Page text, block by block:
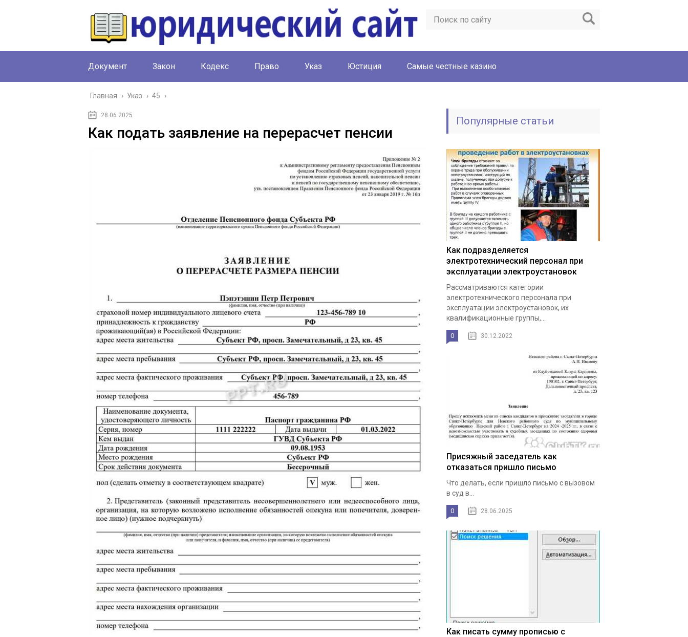
Документ Закон Кодекс Право Указ Юстиция Cамые честные казино
Главная › Указ › 45 ›
28.06.2025
Как подать заявление на перерасчет пенсии
Популярные статьи
Как подразделяется
электротехнический персонал при
эксплуатации электроустановок
Рассматриваются категории
электротехнического персонала при
эксплуатации электроустановок, их
квалификационные группы,...
0 30.12.2022
Присяжный заседатель как
отказаться пришло письмо
Что делать, если пришло письмо с вызовом
в суд в...
0 28.06.2025
Как писать сумму прописью с